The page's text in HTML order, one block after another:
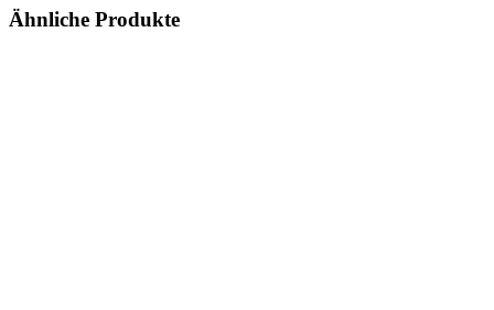
Ähnliche Produkte